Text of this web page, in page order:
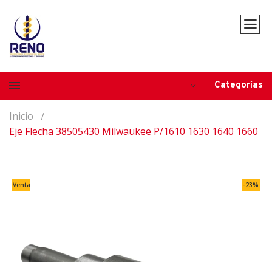
Categorías
Inicio
Eje Flecha 38505430 Milwaukee P/1610 1630 1640 1660
Venta -23%